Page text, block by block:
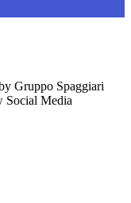
Gruppo Spaggiari
Social Media